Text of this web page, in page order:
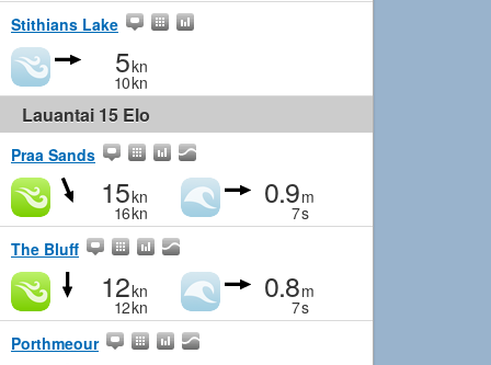
Stithians Lake
5kn
10kn
Lauantai 15 Elo
Praa Sands
15kn
16kn
0.9m
7s
The Bluff
12kn
12kn
0.8m
7s
Porthmeour